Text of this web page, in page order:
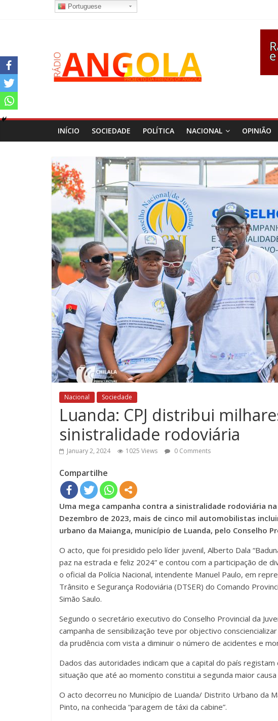
INÍCIO SOCIEDADE POLÍTICA NACIONAL OPINIÃO
Nacional Sociedade
Luanda: CPJ distribui
sinistralidade rodoviária
January 2, 2024 1025 Views 0 Comments
Compartilhe
Uma mega campanha contra a sinistralidade rodoviária
Dezembro de 2023, mais de cinco mil automobilistas
urbano da Maianga, município de Luanda, pelo Conselho
O acto, que foi presidido pelo líder juvenil, Alberto Dala
paz na estrada e feliz 2024” e contou com a participação de
o oficial da Polícia Nacional, intendente Manuel Paulo, em
Trânsito e Segurança Rodoviária (DTSER) do Comando
Simão Saulo.
Segundo o secretário executivo do Conselho Provincial da
campanha de sensibilização teve por objectivo
da prudência com vista a diminuir o número de acidentes e
Dados das autoridades indicam que a capital do país
situação que até ao momento constitui a segunda maior
O acto decorreu no Município de Luanda/ Distrito Urbano da
Pinto, na conhecida “paragem de táxi da cabine”.
Portuguese